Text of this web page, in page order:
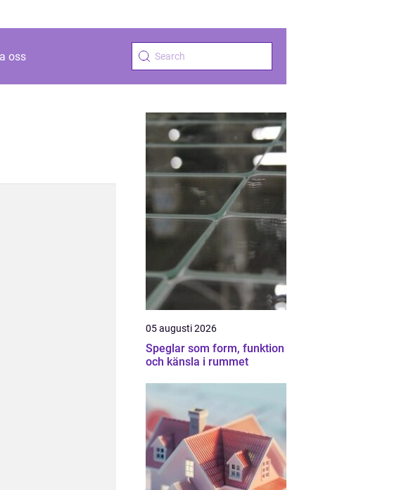
oss
05 augusti 2026
Speglar som form, funktion
och känsla i rummet